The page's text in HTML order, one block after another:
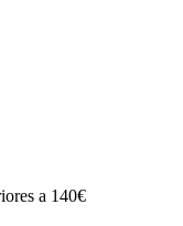
a 140€